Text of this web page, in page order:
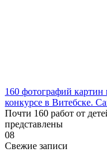
160 фотографий
конкурсе в Витебске.
Почти 160 работ от
представлены
08
Свежие записи